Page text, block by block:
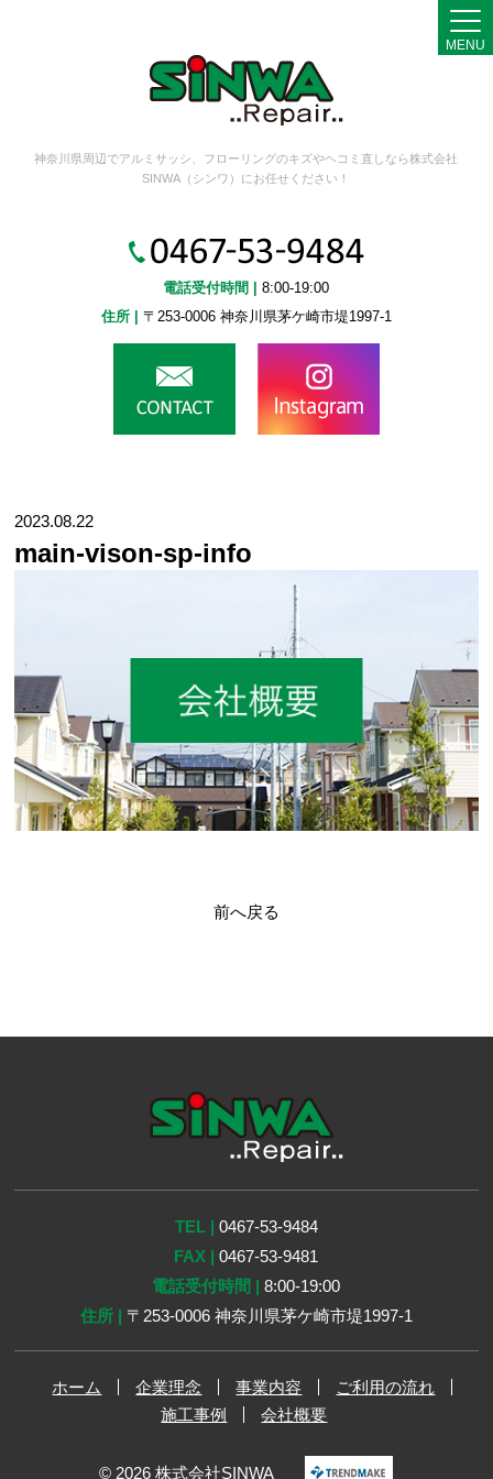
神奈川県周辺でアルミサッシ、フローリングのキズやヘコミ直しなら株式会社
SINWA（シンワ）にお任せください！
電話受付時間 |
8:00-19:00
住所 |
〒253-0006 神奈川県茅ケ崎市堤1997-1
MENU
2023.08.22
main-vison-sp-info
前へ戻る
TEL | 0467-53-9484
FAX | 0467-53-9481
電話受付時間 | 8:00-19:00
住所 | 〒253-0006 神奈川県茅ケ崎市堤1997-1
ホーム 企業理念 事業内容
ご利用の流れ
施工事例
会社概要
© 2026 株式会社SINWA